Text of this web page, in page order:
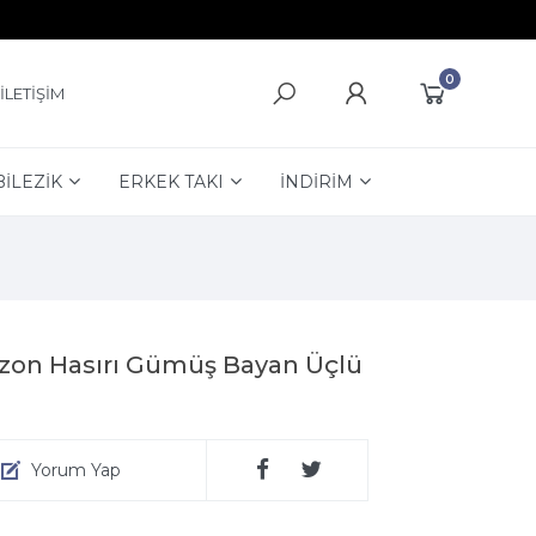
İLETİŞİM
0
ERKEK TAKI İNDİRİM
Hasırı Gümüş Bayan Üçlü
Yorum Yap